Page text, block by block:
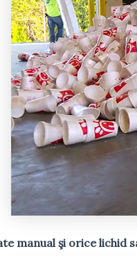
manual şi orice lichid